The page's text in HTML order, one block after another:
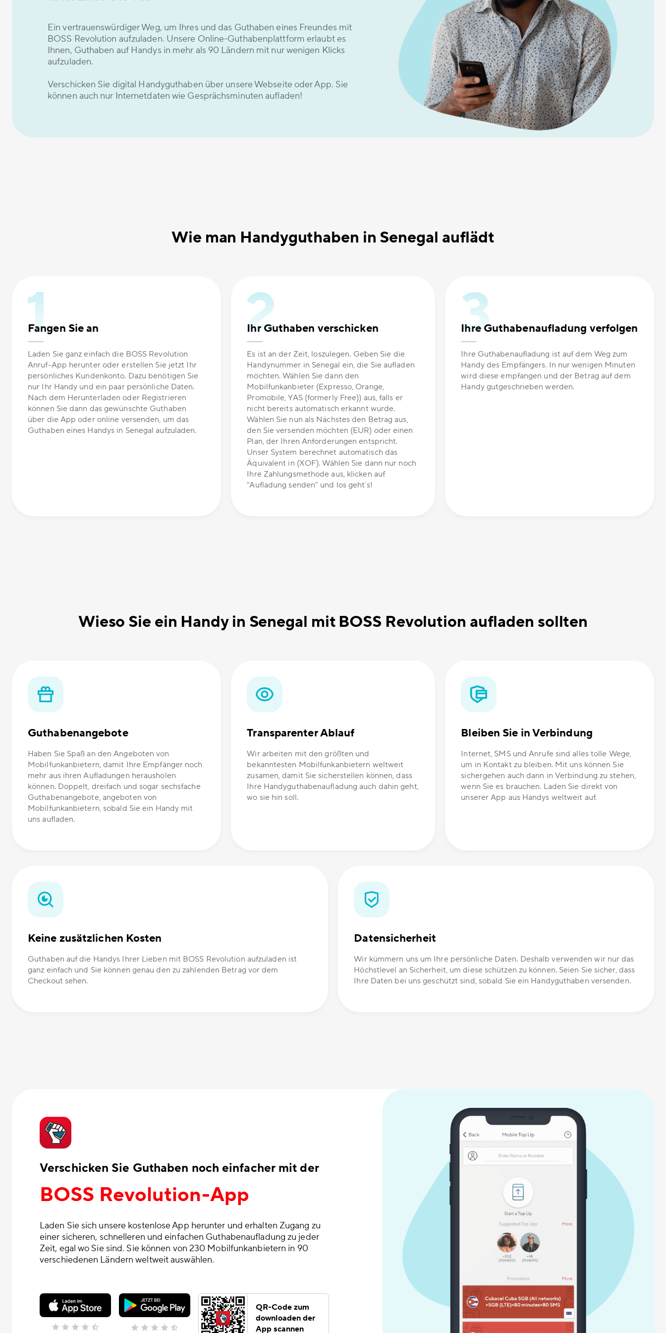
Ein vertrauenswürdiger Weg, um Ihres und das Guthaben eines Freundes mit
BOSS Revolution aufzuladen. Unsere Online-Guthabenplattform erlaubt es
Ihnen, Guthaben auf Handys in mehr als 90 Ländern mit nur wenigen Klicks
aufzuladen.
Verschicken Sie digital Handyguthaben über unsere Webseite oder App. Sie
können auch nur Internetdaten wie Gesprächsminuten aufladen!
Wie man Handyguthaben in Senegal auflädt
Fangen Sie an
Laden Sie ganz einfach die BOSS Revolution
Anruf-App herunter oder erstellen Sie jetzt Ihr
persönliches Kundenkonto. Dazu benötigen Sie
nur Ihr Handy und ein paar persönliche Daten.
Nach dem Herunterladen oder Registrieren
können Sie dann das gewünschte Guthaben
über die App oder online versenden, um das
Guthaben eines Handys in Senegal aufzuladen.
Ihr Guthaben verschicken
Es ist an der Zeit, loszulegen. Geben Sie die
Handynummer in Senegal ein, die Sie aufladen
möchten. Wählen Sie dann den
Mobilfunkanbieter (Expresso, Orange,
Promobile, YAS (formerly Free)) aus, falls er
nicht bereits automatisch erkannt wurde.
Wählen Sie nun als Nächstes den Betrag aus,
den Sie versenden möchten (EUR) oder einen
Plan, der Ihren Anforderungen entspricht.
Unser System berechnet automatisch das
Äquivalent in (XOF). Wählen Sie dann nur noch
Ihre Zahlungsmethode aus, klicken auf
"Aufladung senden" und los geht´s!
Ihre Guthabenaufladung verfolgen
Ihre Guthabenaufladung ist auf dem Weg zum
Handy des Empfängers. In nur wenigen Minuten
wird diese empfangen und der Betrag auf dem
Handy gutgeschrieben werden.
Wieso Sie ein Handy in Senegal mit BOSS Revolution aufladen sollten
Guthabenangebote
Haben Sie Spaß an den Angeboten von
Mobilfunkanbietern, damit Ihre Empfänger noch
mehr aus ihren Aufladungen herausholen
können. Doppelt, dreifach und sogar sechsfache
Guthabenangebote, angeboten von
Mobilfunkanbietern, sobald Sie ein Handy mit
uns aufladen.
Transparenter Ablauf
Wir arbeiten mit den größten und
bekanntesten Mobilfunkanbietern weltweit
zusamen, damit Sie sicherstellen können, dass
Ihre Handyguthabenaufladung auch dahin geht,
wo sie hin soll.
Bleiben Sie in Verbindung
Internet, SMS und Anrufe sind alles tolle Wege,
um in Kontakt zu bleiben. Mit uns können Sie
sichergehen auch dann in Verbindung zu stehen,
wenn Sie es brauchen. Laden Sie direkt von
unserer App aus Handys weltweit auf.
Keine zusätzlichen Kosten
Guthaben auf die Handys Ihrer Lieben mit BOSS Revolution aufzuladen ist
ganz einfach und Sie können genau den zu zahlenden Betrag vor dem
Checkout sehen.
Datensicherheit
Wir kümmern uns um Ihre persönliche Daten. Deshalb verwenden wir nur das
Höchstlevel an Sicherheit, um diese schützen zu können. Seien Sie sicher, dass
Ihre Daten bei uns geschützt sind, sobald Sie ein Handyguthaben versenden.
Verschicken Sie Guthaben noch einfacher mit der
BOSS Revolution-App
Laden Sie sich unsere kostenlose App herunter und erhalten Zugang zu
einer sicheren, schnelleren und einfachen Guthabenaufladung zu jeder
Zeit, egal wo Sie sind. Sie können von 230 Mobilfunkanbietern in 90
verschiedenen Ländern weltweit auswählen.
QR-Code zum
downloaden der
App scannen